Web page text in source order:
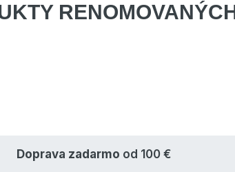
Doprava zadarmo od 100 €